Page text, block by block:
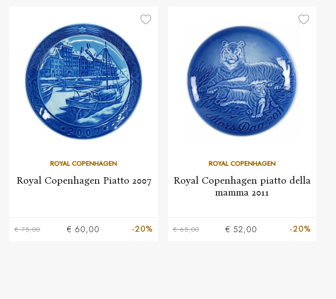
ROYAL COPENHAGEN
Royal Copenhagen Piatto 2007
€ 75,00 € 60,00 -20%
ROYAL COPENHAGEN
Royal Copenhagen piatto della
mamma 2011
€ 65,00 € 52,00 -20%